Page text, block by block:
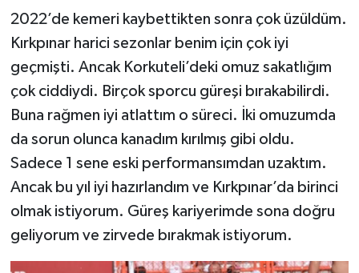
2022’de kemeri kaybettikten sonra çok üzüldüm.
Kırkpınar harici sezonlar benim için çok iyi
geçmişti. Ancak Korkuteli’deki omuz sakatlığım
çok ciddiydi. Birçok sporcu güreşi bırakabilirdi.
Buna rağmen iyi atlattım o süreci. İki omuzumda
da sorun olunca kanadım kırılmış gibi oldu.
Sadece 1 sene eski performansımdan uzaktım.
Ancak bu yıl iyi hazırlandım ve Kırkpınar’da birinci
olmak istiyorum. Güreş kariyerimde sona doğru
geliyorum ve zirvede bırakmak istiyorum.